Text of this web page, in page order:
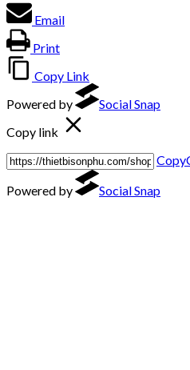
Email
Print
Copy Link
Powered by
Social Snap
Copy link
Copy
Powered by
Social Snap